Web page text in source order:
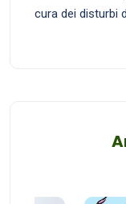
cura dei disturbi